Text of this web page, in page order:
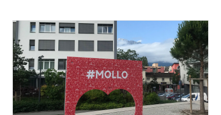
Population
Subventions, subsides, rabais